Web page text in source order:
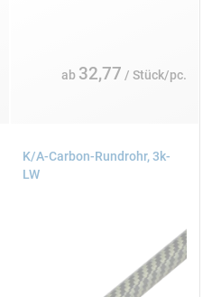
ab 32,77 / Stück/pc.
K/A-Carbon-Rundrohr, 3k-
LW